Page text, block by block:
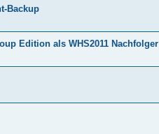
Backup
Edition als WHS2011 Nachfolger